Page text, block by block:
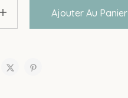
Ajouter Au Panier